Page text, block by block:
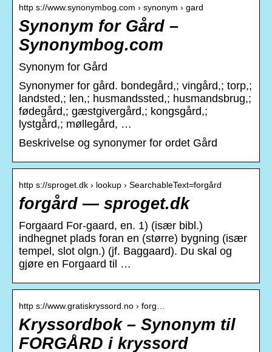
http s://www.synonymbog.com › synonym › gard
Synonym for Gård –
Synonymbog.com
Synonym for Gård
Synonymer for gård. bondegård,; vingård,; torp,;
landsted,; len,; husmandssted,; husmandsbrug,;
fødegård,; gæstgivergård,; kongsgård,;
lystgård,; møllegård, …
Beskrivelse og synonymer for ordet Gård
http s://sproget.dk › lookup › SearchableText=forgård
forgård — sproget.dk
Forgaard For-gaard, en. 1) (især bibl.)
indhegnet plads foran en (større) bygning (især
tempel, slot olgn.) (jf. Baggaard). Du skal og
gjøre en Forgaard til …
http s://www.gratiskryssord.no › forg…
Kryssordbok – Synonym til
FORGÅRD i kryssord